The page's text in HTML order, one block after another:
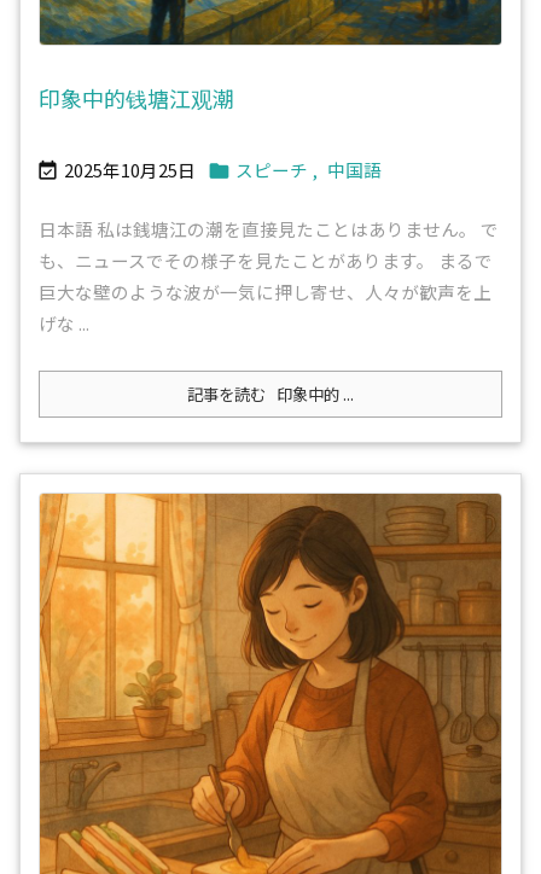
印象中的钱塘江观潮
 2025年10月25日  スピーチ , 中国語
日本語 私は銭塘江の潮を直接見たことはありません。 で
も、ニュースでその様子を見たことがあります。 まるで
巨大な壁のような波が一気に押し寄せ、人々が歓声を上
げな ...
記事を読む 印象中的 ...